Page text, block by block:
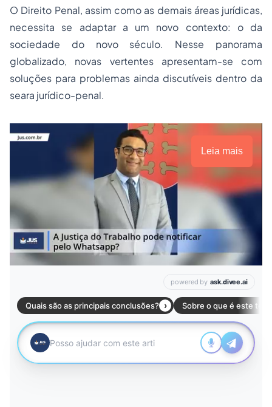
O Direito Penal, assim como as demais áreas jurídicas,
necessita se adaptar a um novo contexto: o da
sociedade do novo século. Nesse panorama
globalizado, novas vertentes apresentam-se com
soluções para problemas ainda discutíveis dentro da
seara jurídico-penal.
Leia mais